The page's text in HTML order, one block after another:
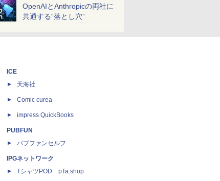
OpenAIとAnthropicの両社に
共通する“落とし穴”
ICE
天海社
Comic curea
impress QuickBooks
PUBFUN
パブファンセルフ
IPGネットワーク
TシャツPOD pTa.shop